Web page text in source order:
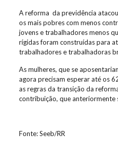
A reforma da previdência
os mais pobres com menos
jovens e trabalhadores menos
rígidas foram construídas para
trabalhadores e trabalhadoras
As mulheres, que se
agora precisam esperar até os
as regras da transição da
contribuição, que anteriormente
Fonte: Seeb/RR